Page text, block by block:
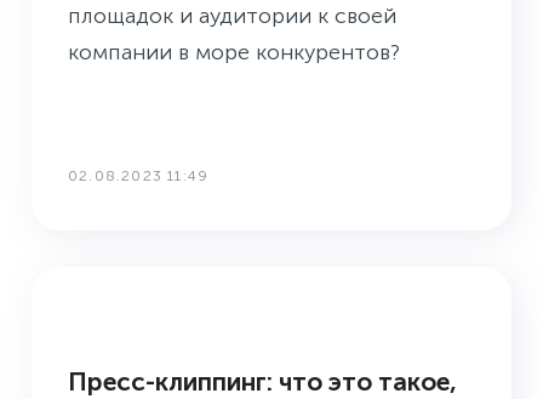
площадок и аудитории к своей
компании в море конкурентов?
02.08.2023 11:49
Пресс-клиппинг: что это такое,